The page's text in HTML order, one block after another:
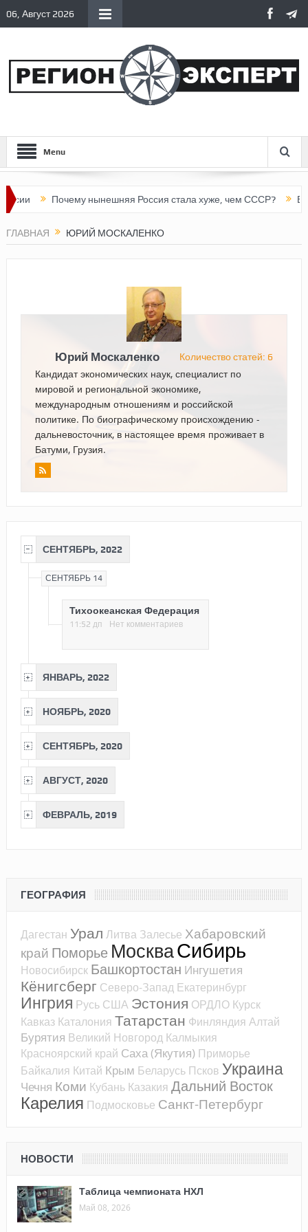
06, Август 2026
Menu
Почему нынешняя Россия стала хуже, чем СССР?
ГЛАВНАЯ ЮРИЙ МОСКАЛЕНКО
Юрий Москаленко Количество статей: 6
Кандидат экономических наук, специалист по
мировой и региональной экономике,
международным отношениям и российской
политике. По биографическому происхождению -
дальневосточник, в настоящее время проживает в
Батуми, Грузия.
СЕНТЯБРЬ, 2022
СЕНТЯБРЬ 14
Тихоокеанская Федерация
11:52 дп Нет комментариев
ЯНВАРЬ, 2022
НОЯБРЬ, 2020
СЕНТЯБРЬ, 2020
АВГУСТ, 2020
ФЕВРАЛЬ, 2019
ГЕОГРАФИЯ
Дагестан Урал Литва Залесье Хабаровский
край Поморье МоскваСибирь
Новосибирск Башкортостан Ингушетия
Кёнигсберг Северо-Запад Екатеринбург
Ингрия Русь США Эстония ОРДЛО Курск
Кавказ Каталония Татарстан Финляндия Алтай
Бурятия Великий Новгород Калмыкия
Красноярский край Саха (Якутия) Приморье
Байкалия Китай Крым Беларусь Псков Украина
Чечня Коми Кубань Казакия Дальний Восток
Карелия Подмосковье Санкт-Петербург
НОВОСТИ
Таблица чемпионата НХЛ
Май 08, 2026